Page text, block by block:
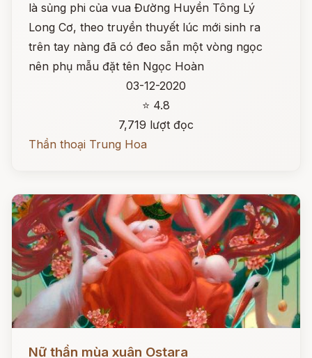
là sủng phi của vua Đường Huyền Tông Lý
Long Cơ, theo truyền thuyết lúc mới sinh ra
trên tay nàng đã có đeo sẵn một vòng ngọc
nên phụ mẫu đặt tên Ngọc Hoàn
03-12-2020
⭐ 4.8
7,719 lượt đọc
Thần thoại Trung Hoa
Nữ thần mùa xuân Ostara